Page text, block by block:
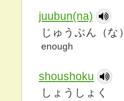
juubun(na)
じゅうぶん（な）
enough
shoushoku
しょうしょく